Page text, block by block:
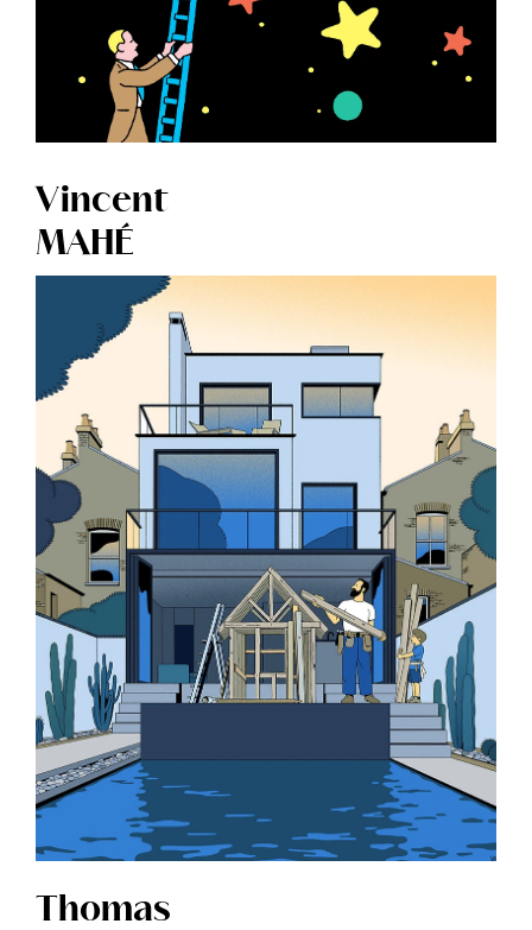
Vincent
MAHÉ
Thomas